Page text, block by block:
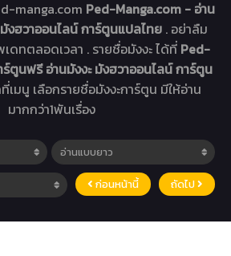
manga.com Ped-Manga.com - อ่าน
งฮวาออนไลน์ การ์ตูนแปลไทย . อย่าลืม
ดทตลอดเวลา . รายชื่อมังงะ ได้ที่ Ped-
ตูนฟรี อ่านมังงะ มังฮวาออนไลน์ การ์ตูน
เมนู เลือกรายชื่อมังงะการ์ตูน มีให้อ่าน
มากกว่า1พันเรื่อง
ก่อนหน้านี้ ถัดไป